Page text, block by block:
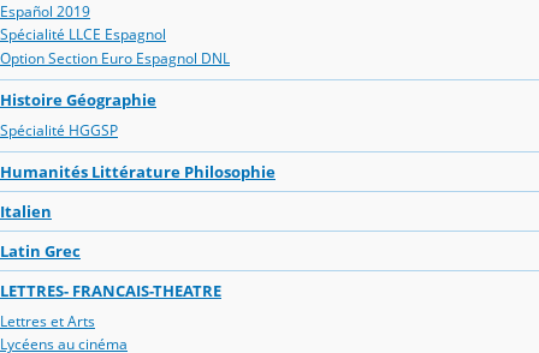
Español 2019
Spécialité LLCE Espagnol
Option Section Euro Espagnol DNL
Histoire Géographie
Spécialité HGGSP
Humanités Littérature Philosophie
Italien
Latin Grec
LETTRES- FRANCAIS-THEATRE
Lettres et Arts
Lycéens au cinéma